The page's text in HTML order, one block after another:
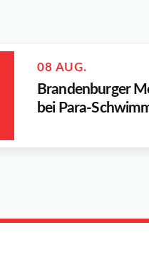
08 AUG.
Brandenburger
bei Para-